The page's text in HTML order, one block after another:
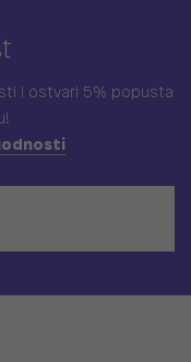
i ostvari 5% popusta